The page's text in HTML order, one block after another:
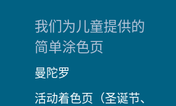
我们为儿童提供的
简单涂色页
曼陀罗
活动着色页（圣诞节、